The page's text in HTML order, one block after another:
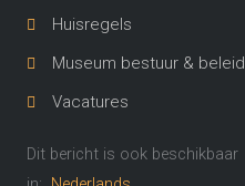
Huisregels
Museum bestuur & beleid
Vacatures
Dit bericht is ook beschikbaar